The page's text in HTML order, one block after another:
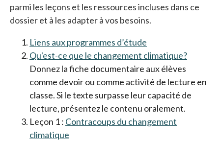
parmi les leçons et les ressources incluses dans ce
dossier et à les adapter à vos besoins.
Liens aux programmes d’étude
Qu'est-ce que le changement climatique?
Donnez la fiche documentaire aux élèves
comme devoir ou comme activité de lecture en
classe. Si le texte surpasse leur capacité de
lecture, présentez le contenu oralement.
Leçon 1 : Contracoups du changement
climatique